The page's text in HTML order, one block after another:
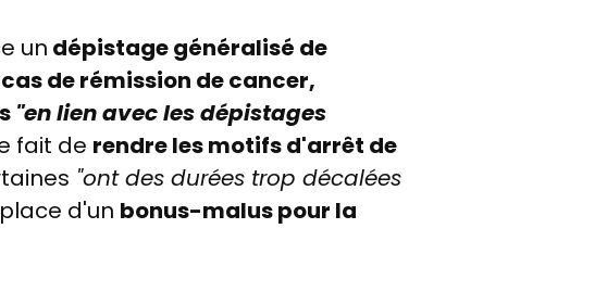
un dépistage généralisé de
de rémission de cancer,
"en lien avec les dépistages
fait de rendre les motifs d'arrêt de
"ont des durées trop décalées
d'un bonus-malus pour la